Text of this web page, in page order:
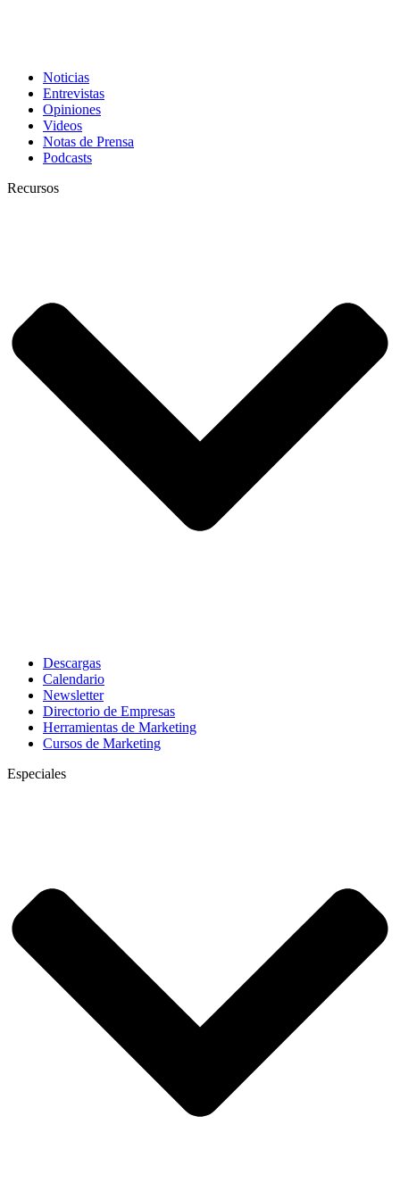
Noticias
Entrevistas
Opiniones
Videos
Notas de Prensa
Podcasts
Recursos
Descargas
Calendario
Newsletter
Directorio de Empresas
Herramientas de Marketing
Cursos de Marketing
Especiales